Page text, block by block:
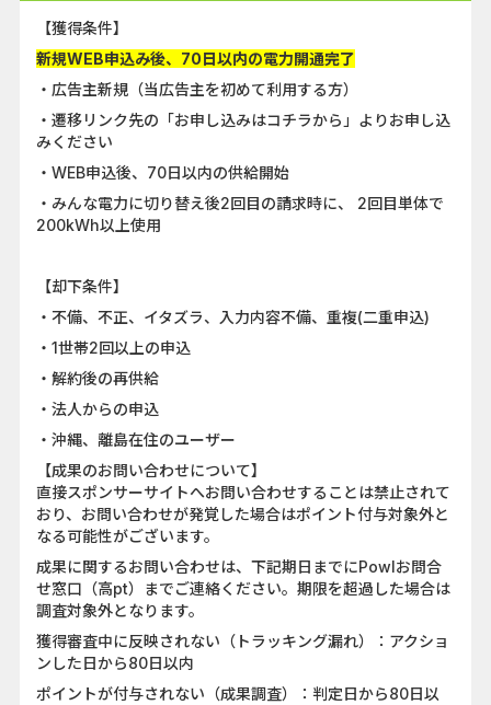
【獲得条件】
新規WEB申込み後、70日以内の電力開通完了
・広告主新規（当広告主を初めて利用する方）
・遷移リンク先の「お申し込みはコチラから」よりお申し込
みください
・WEB申込後、70日以内の供給開始
・みんな電力に切り替え後2回目の請求時に、 2回目単体で
200kWh以上使用
【却下条件】
・不備、不正、イタズラ、入力内容不備、重複(二重申込)
・1世帯2回以上の申込
・解約後の再供給
・法人からの申込
・沖縄、離島在住のユーザー
【成果のお問い合わせについて】
直接スポンサーサイトへお問い合わせすることは禁止されて
おり、お問い合わせが発覚した場合はポイント付与対象外と
なる可能性がございます。
成果に関するお問い合わせは、下記期日までにPowlお問合
せ窓口（高pt）までご連絡ください。期限を超過した場合は
調査対象外となります。
獲得審査中に反映されない（トラッキング漏れ）：アクショ
ンした日から80日以内
ポイントが付与されない（成果調査）：判定日から80日以